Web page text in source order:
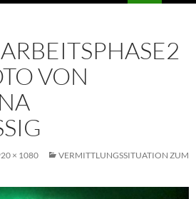
VON
× 1080
VERMITTLUNGSSITUATION ZUM